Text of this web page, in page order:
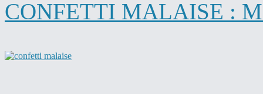
CONFETTI MALAISE :